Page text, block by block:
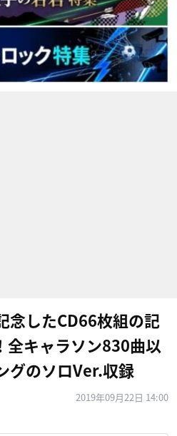
念したCD66枚組の記
全キャラソン830曲以
グのソロVer.収録
2019年09月22日 14:00